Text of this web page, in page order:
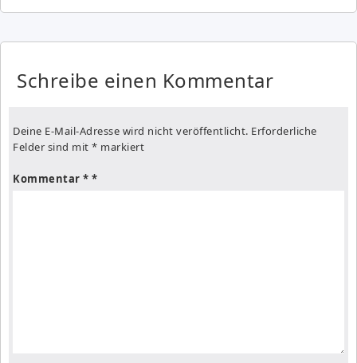
Schreibe einen Kommentar
Deine E-Mail-Adresse wird nicht veröffentlicht. Erforderliche
Felder sind mit * markiert
Kommentar *